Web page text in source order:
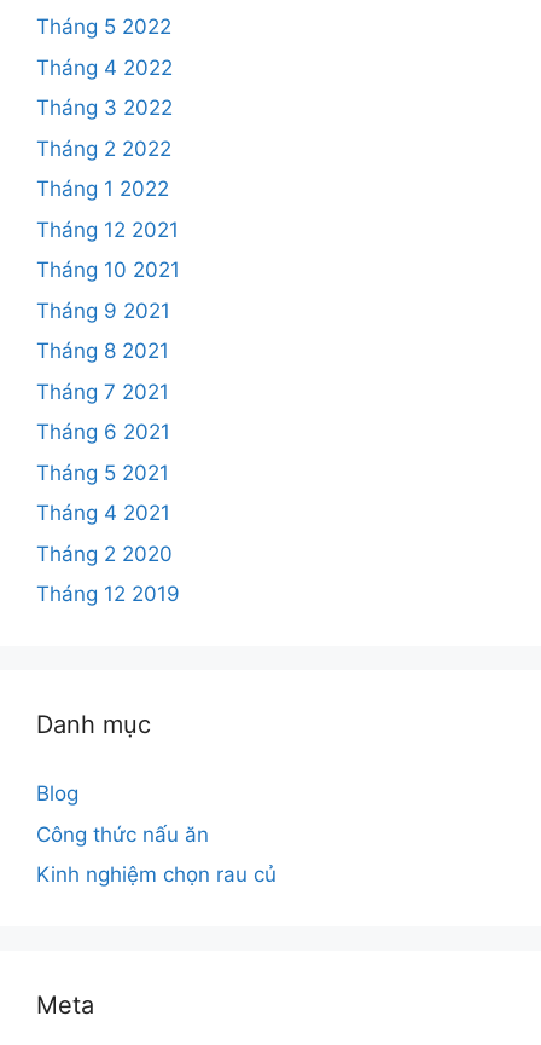
Tháng 5 2022
Tháng 4 2022
Tháng 3 2022
Tháng 2 2022
Tháng 1 2022
Tháng 12 2021
Tháng 10 2021
Tháng 9 2021
Tháng 8 2021
Tháng 7 2021
Tháng 6 2021
Tháng 5 2021
Tháng 4 2021
Tháng 2 2020
Tháng 12 2019
Danh mục
Blog
Công thức nấu ăn
Kinh nghiệm chọn rau củ
Meta